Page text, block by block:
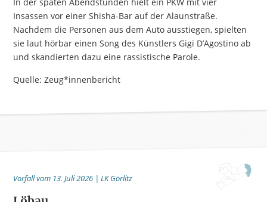
In der späten Abendstunden hielt ein PKW mit vier
Insassen vor einer Shisha-Bar auf der Alaunstraße.
Nachdem die Personen aus dem Auto ausstiegen, spielten
sie laut hörbar einen Song des Künstlers Gigi D’Agostino ab
und skandierten dazu eine rassistische Parole.
Quelle: Zeug*innenbericht
Vorfall vom 13. Juli 2026 | LK Görlitz